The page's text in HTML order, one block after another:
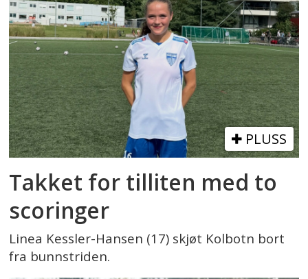
PLUSS
Takket for tilliten med to
scoringer
Linea Kessler-Hansen (17) skjøt Kolbotn bort
fra bunnstriden.